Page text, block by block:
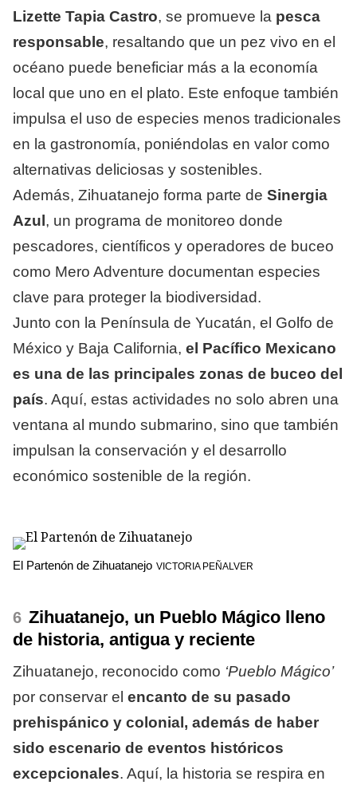
Lizette Tapia Castro, se promueve la pesca
responsable, resaltando que un pez vivo en el
océano puede beneficiar más a la economía
local que uno en el plato. Este enfoque también
impulsa el uso de especies menos tradicionales
en la gastronomía, poniéndolas en valor como
alternativas deliciosas y sostenibles.
Además, Zihuatanejo forma parte de Sinergia
Azul , un programa de monitoreo donde
pescadores, científicos y operadores de buceo
como Mero Adventure documentan especies
clave para proteger la biodiversidad.
Junto con la Península de Yucatán, el Golfo de
México y Baja California, el Pacífico Mexicano
es una de las principales zonas de buceo del
país. Aquí, estas actividades no solo abren una
ventana al mundo submarino, sino que también
impulsan la conservación y el desarrollo
económico sostenible de la región.
El Partenón de Zihuatanejo VICTORIA PEÑALVER
Zihuatanejo, un Pueblo Mágico lleno
de historia, antigua y reciente
Zihuatanejo, reconocido como ‘Pueblo Mágico’
por conservar el encanto de su pasado
prehispánico y colonial, además de haber
sido escenario de eventos históricos
excepcionales. Aquí, la historia se respira en